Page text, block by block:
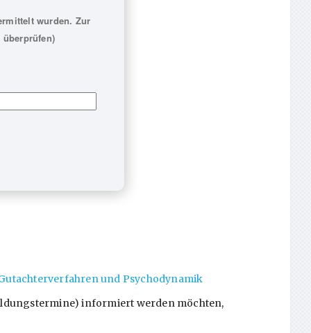
und Psychodynamik
informiert werden möchten,
wurden. Zur